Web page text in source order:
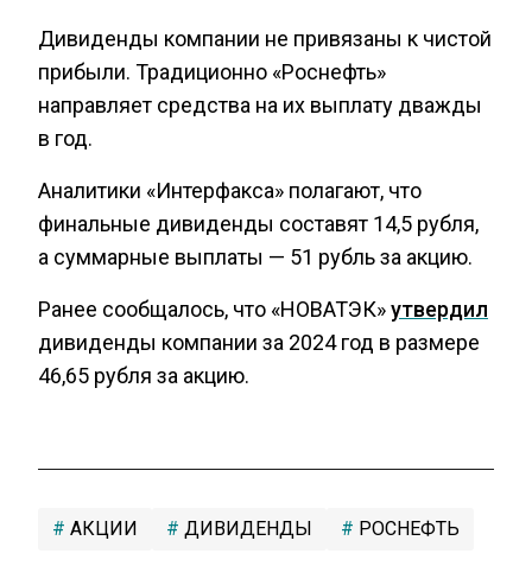
Дивиденды компании не привязаны к чистой
прибыли. Традиционно «Роснефть»
направляет средства на их выплату дважды
в год.
Аналитики «Интерфакса» полагают, что
финальные дивиденды составят 14,5 рубля,
а суммарные выплаты — 51 рубль за акцию.
Ранее сообщалось, что «НОВАТЭК»утвердил
дивиденды компании за 2024 год в размере
46,65 рубля за акцию.
АКЦИИ ДИВИДЕНДЫ РОСНЕФТЬ